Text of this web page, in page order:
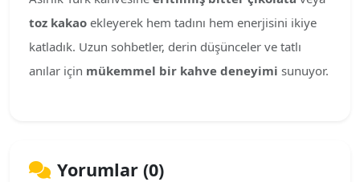
toz kakao ekleyerek hem tadını hem enerjisini ikiye
katladık. Uzun sohbetler, derin düşünceler ve tatlı
anılar için mükemmel bir kahve deneyimi sunuyor.
Yorumlar (0)